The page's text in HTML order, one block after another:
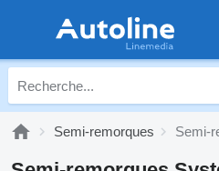
Semi-remorques Semi-